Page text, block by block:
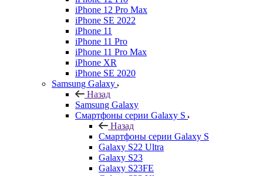
iPhone 12 Pro Max
iPhone SE 2022
iPhone 11
iPhone 11 Pro
iPhone 11 Pro Max
iPhone XR
iPhone SE 2020
Samsung Galaxy
Назад
Samsung Galaxy
Смартфоны серии Galaxy S
Назад
Смартфоны серии Galaxy S
Galaxy S22 Ultra
Galaxy S23
Galaxy S23FE